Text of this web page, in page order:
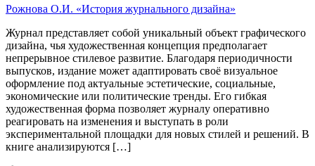
Рожнова О.И. «История журнального дизайна»
Журнал представляет собой уникальный объект графического
дизайна, чья художественная концепция предполагает
непрерывное стилевое развитие. Благодаря периодичности
выпусков, издание может адаптировать своё визуальное
оформление под актуальные эстетические, социальные,
экономические или политические тренды. Его гибкая
художественная форма позволяет журналу оперативно
реагировать на изменения и выступать в роли
экспериментальной площадки для новых стилей и решений. В
книге анализируются […]